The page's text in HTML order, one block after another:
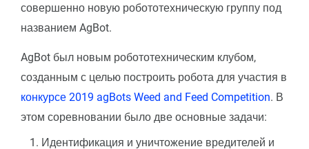
совершенно новую робототехническую группу под
названием AgBot.
AgBot был новым робототехническим клубом,
созданным с целью построить робота для участия в
конкурсе 2019 agBots Weed and Feed Competition. В
этом соревновании было две основные задачи:
Идентификация и уничтожение вредителей и